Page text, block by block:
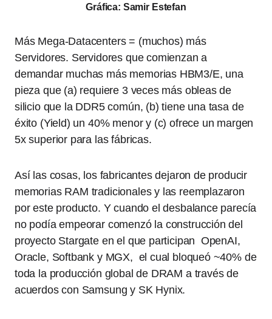
Gráfica: Samir Estefan
Más Mega-Datacenters = (muchos) más
Servidores. Servidores que comienzan a
demandar muchas más memorias HBM3/E, una
pieza que (a) requiere 3 veces más obleas de
silicio que la DDR5 común, (b) tiene una tasa de
éxito (Yield) un 40% menor y (c) ofrece un margen
5x superior para las fábricas.
Así las cosas, los fabricantes dejaron de producir
memorias RAM tradicionales y las reemplazaron
por este producto. Y cuando el desbalance parecía
no podía empeorar comenzó la construcción del
proyecto Stargate en el que participan OpenAI,
Oracle, Softbank y MGX, el cual bloqueó ~40% de
toda la producción global de DRAM a través de
acuerdos con Samsung y SK Hynix.